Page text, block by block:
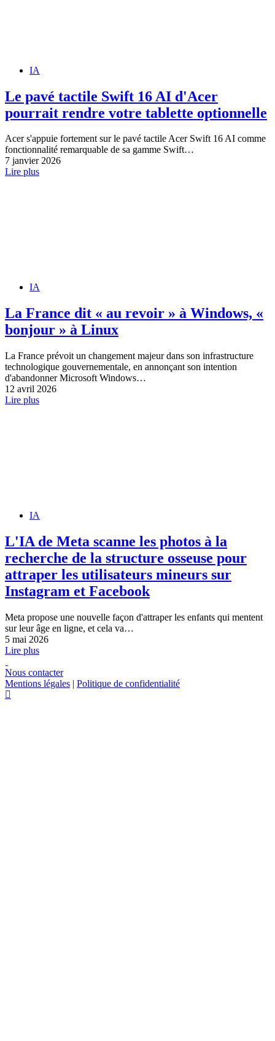
IA
Le pavé tactile Swift 16 AI d'Acer
pourrait rendre votre tablette optionnelle
Acer s'appuie fortement sur le pavé tactile Acer Swift 16 AI comme
fonctionnalité remarquable de sa gamme Swift…
7 janvier 2026
Lire plus
IA
La France dit « au revoir » à Windows, «
bonjour » à Linux
La France prévoit un changement majeur dans son infrastructure
technologique gouvernementale, en annonçant son intention
d'abandonner Microsoft Windows…
12 avril 2026
Lire plus
IA
L'IA de Meta scanne les photos à la
recherche de la structure osseuse pour
attraper les utilisateurs mineurs sur
Instagram et Facebook
Meta propose une nouvelle façon d'attraper les enfants qui mentent
sur leur âge en ligne, et cela va…
5 mai 2026
Lire plus
Nous contacter
Mentions légales | Politique de confidentialité